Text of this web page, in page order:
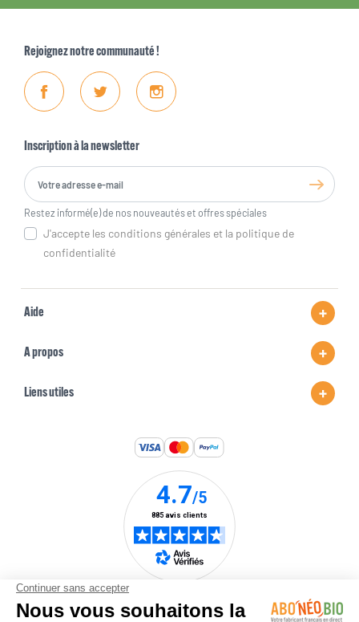
Rejoignez notre communauté !
FacebookTwitter Instagram
Inscription à la newsletter
Restez informé(e) de nos nouveautés et offres spéciales
J'accepte les conditions générales et la politique de
confidentialité
Aide
A propos
Liens utiles